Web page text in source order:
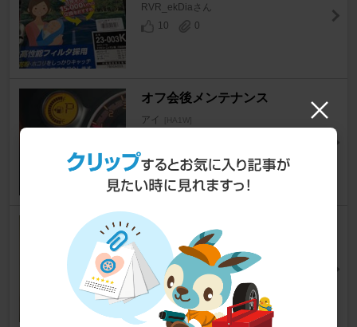
RVR_ekDiaさん
10
0
オフ会後メンテナンス
アイ [HA1W]
リアからの異音対策
[HA1W]
＠まーぶるさん
33